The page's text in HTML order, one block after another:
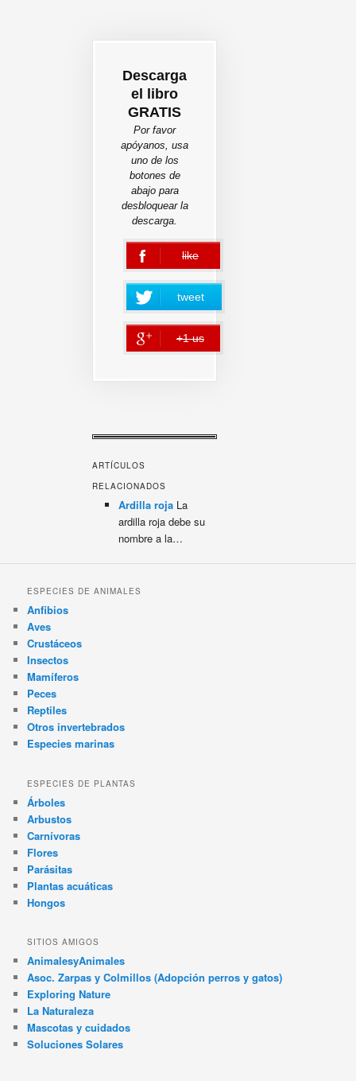
Descarga
el libro
GRATIS
Por favor
apóyanos, usa
uno de los
botones de
abajo para
desbloquear la
descarga.
like
error
tweet
+1 us
error
ARTÍCULOS
RELACIONADOS
Ardilla rojaLa
ardilla roja debe su
nombre a la…
ESPECIES DE ANIMALES
Anfibios
Aves
Crustáceos
Insectos
Mamíferos
Peces
Reptiles
Otros invertebrados
Especies marinas
ESPECIES DE PLANTAS
Árboles
Arbustos
Carnívoras
Flores
Parásitas
Plantas acuáticas
Hongos
SITIOS AMIGOS
AnimalesyAnimales
Asoc. Zarpas y Colmillos (Adopción perros y gatos)
Exploring Nature
La Naturaleza
Mascotas y cuidados
Soluciones Solares